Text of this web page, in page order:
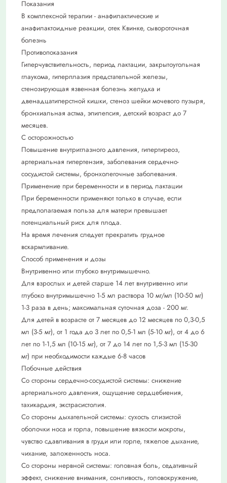
Показания
В комплексной терапии - анафилактические и
анафилактоидные реакции, отек Квинке, сывороточная
болезнь
Противопоказания
Гиперчувствительность, период лактации, закрытоугольная
глаукома, гиперплазия предстательной железы,
стенозирующая язвенная болезнь желудка и
двенадцатиперстной кишки, стеноз шейки мочевого пузыря,
бронхиальная астма, эпилепсия, детский возраст до 7
месяцев.
С осторожностью
Повышение внутриглазного давления, гипертиреоз,
артериальная гипертензия, заболевания сердечно-
сосудистой системы, бронхолегочные заболевания.
Применение при беременности и в период лактации
При беременности применяют только в случае, если
предполагаемая польза для матери превышает
потенциальный риск для плода.
На время лечения следует прекратить грудное
вскармливание.
Способ применения и дозы
Внутривенно или глубоко внутримышечно.
Для взрослых и детей старше 14 лет внутривенно или
глубоко внутримышечно 1-5 мл раствора 10 мг/мл (10-50 мг)
1-3 раза в день; максимальная суточная доза - 200 мг.
Для детей в возрасте от 7 месяцев до 12 месяцев по 0,3-0,5
мл (3-5 мг), от 1 года до 3 лет по 0,5-1 мл (5-10 мг), от 4 до 6
лет по 1-1,5 мл (10-15 мг), от 7 до 14 лет по 1,5-3 мл (15-30
мг) при необходимости каждые 6-8 часов
Побочные действия
Со стороны сердечно-сосудистой системы: снижение
артериального давления, ощущение сердцебиения,
тахикардия, экстрасистолия.
Со стороны дыхательной системы: сухость слизистой
оболочки носа и горла, повышение вязкости мокроты,
чувство сдавливания в груди или горле, тяжелое дыхание,
чихание, заложенность носа.
Со стороны нервной системы: головная боль, седативный
эффект, снижение внимания, сонливость, головокружение,